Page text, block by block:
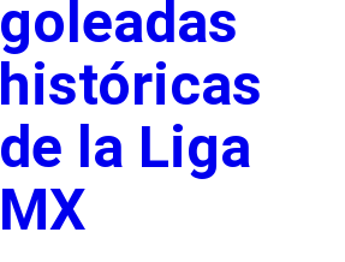
goleadas
históricas
de la Liga
MX